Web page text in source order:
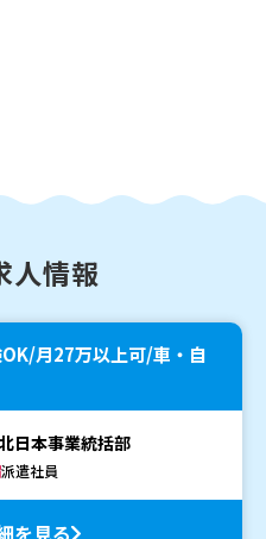
人情報
月27万以上可/車・自
日本事業統括部
派遣社員
を見る